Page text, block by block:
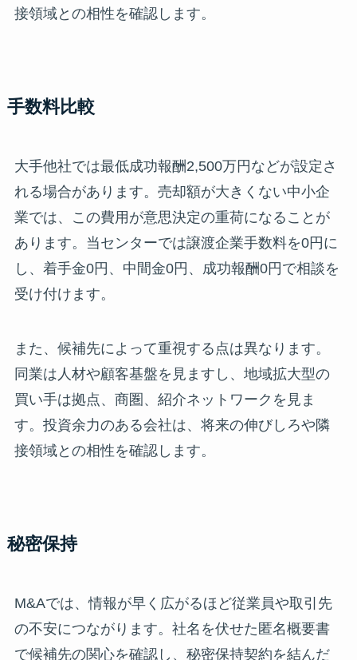
接領域との相性を確認します。
手数料比較
大手他社では最低成功報酬2,500万円などが設定さ
れる場合があります。売却額が大きくない中小企
業では、この費用が意思決定の重荷になることが
あります。当センターでは譲渡企業手数料を0円に
し、着手金0円、中間金0円、成功報酬0円で相談を
受け付けます。
また、候補先によって重視する点は異なります。
同業は人材や顧客基盤を見ますし、地域拡大型の
買い手は拠点、商圏、紹介ネットワークを見ま
す。投資余力のある会社は、将来の伸びしろや隣
接領域との相性を確認します。
秘密保持
M&Aでは、情報が早く広がるほど従業員や取引先
の不安につながります。社名を伏せた匿名概要書
で候補先の関心を確認し、秘密保持契約を結んだ